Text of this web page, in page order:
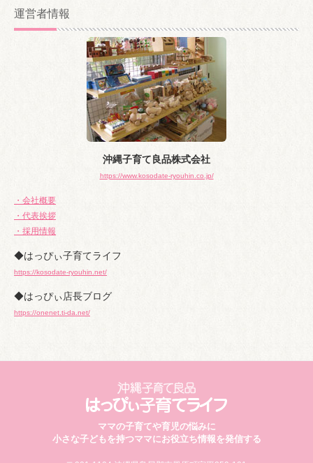
カ
イ
運営者情報
沖縄子育て良品株式会社
https://www.kosodate-ryouhin.co.jp/
・会社概要
・代表挨拶
・採用情報
◆はっぴぃ子育てライフ
https://kosodate-ryouhin.net/
◆はっぴぃ店長ブログ
https://onenet.ti-da.net/
ママの子育てや育児の悩みに
小さな子どもを持つママにお役立ち情報を発信する